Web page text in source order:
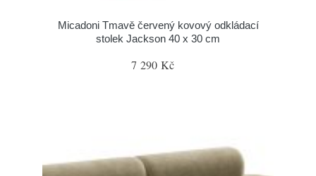
Micadoni Tmavě červený kovový odkládací
stolek Jackson 40 x 30 cm
7 290 Kč